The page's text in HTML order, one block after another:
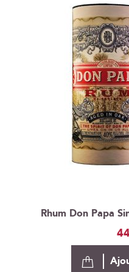
Rhum Don Papa